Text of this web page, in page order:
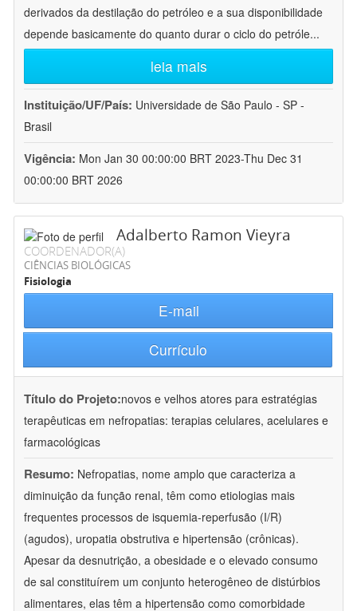
derivados da destilação do petróleo e a sua disponibilidade
depende basicamente do quanto durar o ciclo do petróle...
leia mais
Instituição/UF/País: Universidade de São Paulo - SP -
Brasil
Vigência: Mon Jan 30 00:00:00 BRT 2023-Thu Dec 31
00:00:00 BRT 2026
Adalberto Ramon Vieyra
COORDENADOR(A)
CIÊNCIAS BIOLÓGICAS
Fisiologia
E-mail
Currículo
Título do Projeto:novos e velhos atores para estratégias
terapêuticas em nefropatias: terapias celulares, acelulares e
farmacológicas
Resumo: Nefropatias, nome amplo que caracteriza a
diminuição da função renal, têm como etiologias mais
frequentes processos de isquemia-reperfusão (I/R)
(agudos), uropatia obstrutiva e hipertensão (crônicas).
Apesar da desnutrição, a obesidade e o elevado consumo
de sal constituírem um conjunto heterogêneo de distúrbios
alimentares, elas têm a hipertensão como comorbidade